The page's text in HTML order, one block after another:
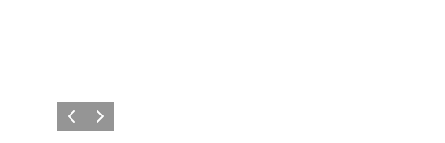
Forrige billede
Næste billede